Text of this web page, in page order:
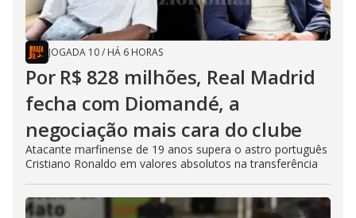
JOGADA 10/ HÁ 6 HORAS
Por R$ 828 milhões, Real Madrid
fecha com Diomandé, a
negociação mais cara do clube
Atacante marfinense de 19 anos supera o astro português
Cristiano Ronaldo em valores absolutos na transferência